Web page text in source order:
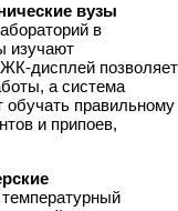
вузы
в
изучают
дисплей позволяет
а система
обучать правильному
и припоев,